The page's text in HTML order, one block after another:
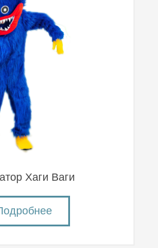
Хаги Ваги